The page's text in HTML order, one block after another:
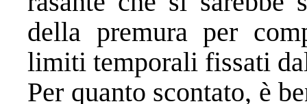
della premura per
limiti temporali fissati
Per quanto scontato, è